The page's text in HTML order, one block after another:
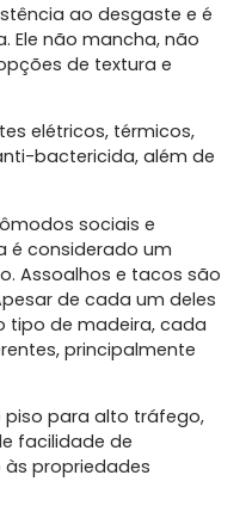
ao desgaste e é
Ele não mancha, não
de textura e
elétricos, térmicos,
bactericida, além de
sociais e
é considerado um
Assoalhos e tacos são
de cada um deles
tipo de madeira, cada
principalmente
piso para alto tráfego,
facilidade de
propriedades